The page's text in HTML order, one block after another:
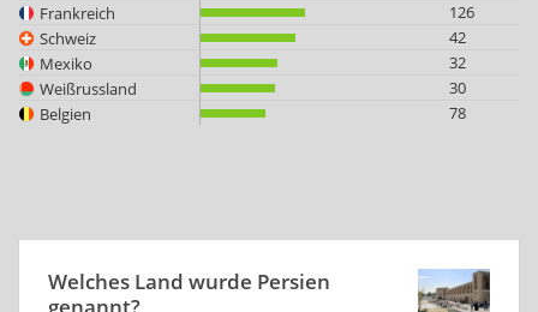
Frankreich
126
Schweiz
42
Mexiko
32
Weißrussland
30
Belgien
78
Welches Land wurde Persien